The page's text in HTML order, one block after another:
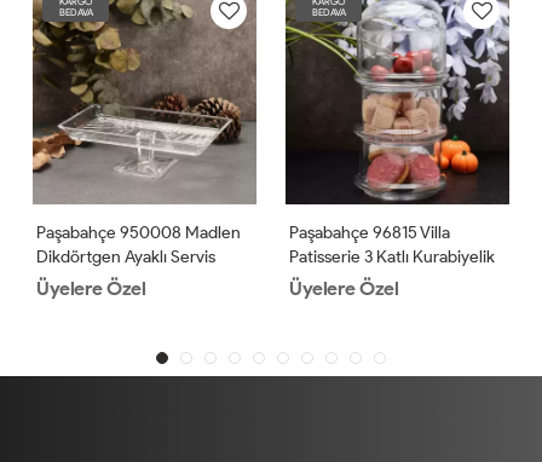
BEDAVA
Paşabahçe 950008 Madlen
Dikdörtgen Ayaklı Servis
Tabağı
Üyelere Özel
BEDAVA
Paşabahçe 96815 Villa
Patisserie 3 Katlı Kurabiyelik
2'li
Üyelere Özel